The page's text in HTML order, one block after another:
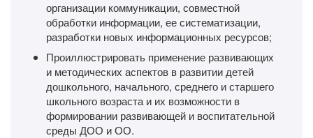
организации коммуникации, совместной
обработки информации, ее систематизации,
разработки новых информационных ресурсов;
Проиллюстрировать применение развивающих
и методических аспектов в развитии детей
дошкольного, начального, среднего и старшего
школьного возраста и их возможности в
формировании развивающей и воспитательной
среды ДОО и ОО.